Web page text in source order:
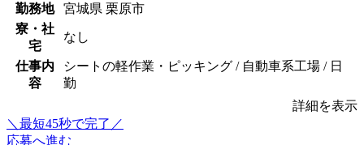
勤務地
宮城県 栗原市
寮・社
宅
なし
仕事内
容
シートの軽作業・ピッキング / 自動車系工場 / 日
勤
詳細を表示
＼最短45秒で完了／
応募へ進む